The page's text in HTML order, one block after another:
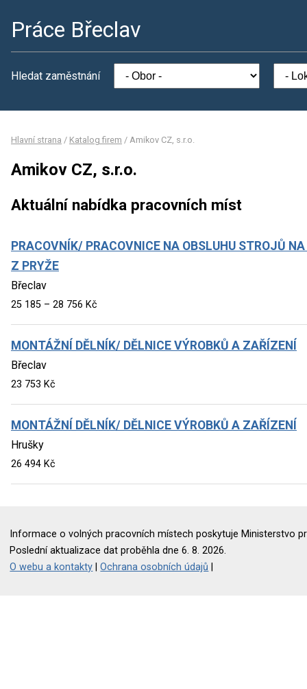
Práce Břeclav
Hledat zaměstnání
Hlavní strana / Katalog firem / Amikov CZ, s.r.o.
Amikov CZ, s.r.o.
Aktuální nabídka pracovních míst
PRACOVNÍK/ PRACOVNICE NA OBSLUHU STROJŮ
Z PRYŽE
Břeclav
25 185 – 28 756 Kč
MONTÁŽNÍ DĚLNÍK/ DĚLNICE VÝROBKŮ A ZAŘÍZENÍ
Břeclav
23 753 Kč
MONTÁŽNÍ DĚLNÍK/ DĚLNICE VÝROBKŮ A ZAŘÍZENÍ
Hrušky
26 494 Kč
Informace o volných pracovních místech poskytuje Ministerstvo
Poslední aktualizace dat proběhla dne 6. 8. 2026.
O webu a kontakty |Ochrana osobních údajů